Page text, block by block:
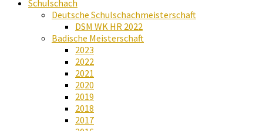
Schulschach
Deutsche Schulschachmeisterschaft
DSM WK HR 2022
Badische Meisterschaft
2023
2022
2021
2020
2019
2018
2017